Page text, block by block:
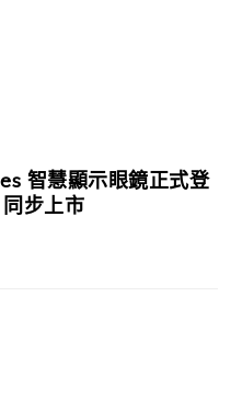
智慧顯示眼鏡正式登
步上市